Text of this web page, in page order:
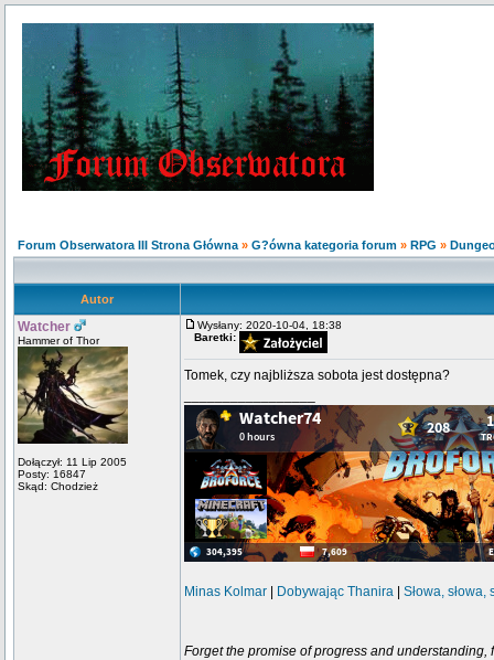
Forum Obserwatora III Strona Główna » G?ówna kategoria forum » RPG »
Autor
Watcher
Hammer of Thor
Dołączył: 11 Lip 2005
Posty: 16847
Skąd: Chodzież
Wysłany: 2020-10-04, 18:38
Baretki:
Tomek, czy najbliższa sobota jest dostępna?
Minas Kolmar Dobywając Thanira Słowa, słowa,
Forget the promise of progress and